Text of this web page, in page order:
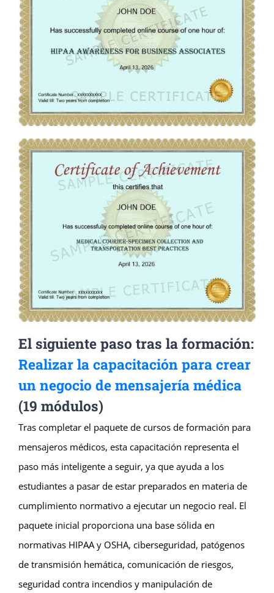
El siguiente paso tras la formación:
Realizar la capacitación para crear
un negocio de mensajería médica
(19 módulos)
Tras completar el paquete de cursos de formación para
mensajeros médicos, esta capacitación representa el
paso más inteligente a seguir, ya que ayuda a los
estudiantes a pasar de estar preparados en materia de
cumplimiento normativo a ejecutar un negocio real. El
paquete inicial proporciona una base sólida en
normativas HIPAA y OSHA, ciberseguridad, patógenos
de transmisión hemática, comunicación de riesgos,
seguridad contra incendios y manipulación de